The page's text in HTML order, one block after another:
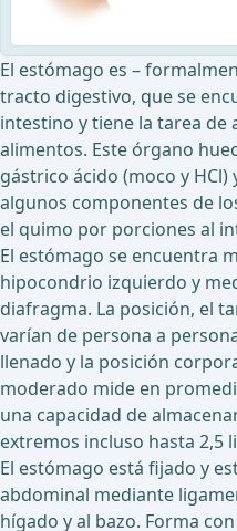
El estómago es –
tracto digestivo, que se
intestino y tiene la tarea de
alimentos. Este órgano
gástrico ácido (moco y
algunos componentes de
el quimo por porciones al
El estómago se encuentra
hipocondrio izquierdo y
diafragma. La posición, el
varían de persona a
llenado y la posición
moderado mide en
una capacidad de
extremos incluso hasta 2,5
El estómago está fijado y
abdominal mediante
hígado y al bazo. Forma